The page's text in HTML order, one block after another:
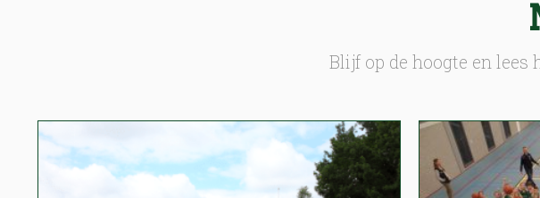
Blijf op de hoogte en lees